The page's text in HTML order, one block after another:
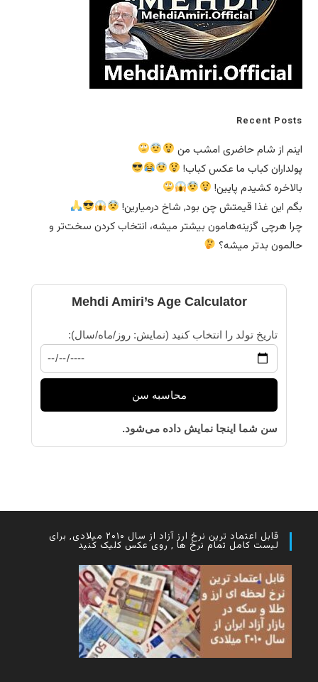
Recent Posts
اینم از شام حاضری امشب من
پولداران کباب ما عکس کباب!
بالاخره کشیدم پایین!
بگم این غذا قیمتش چن بود, شاخ درمیارین!
چرا هرچی گزینه‌هامون بیشتر میشه، انتخاب کردن سخت‌تر و
حالمون بدتر میشه؟
Mehdi Amiri’s Age Calculator
تاریخ تولد را انتخاب کنید (نمایش: روز/ماه/سال):
محاسبه سن
سن شما اینجا نمایش داده می‌شود.
قابل اعتماد ترین نرخ ارز آزاد از سال ۲۰۱۰ میلادی, برای
لیست کامل تمام نرخ ها , روی عکس کلیک کنید